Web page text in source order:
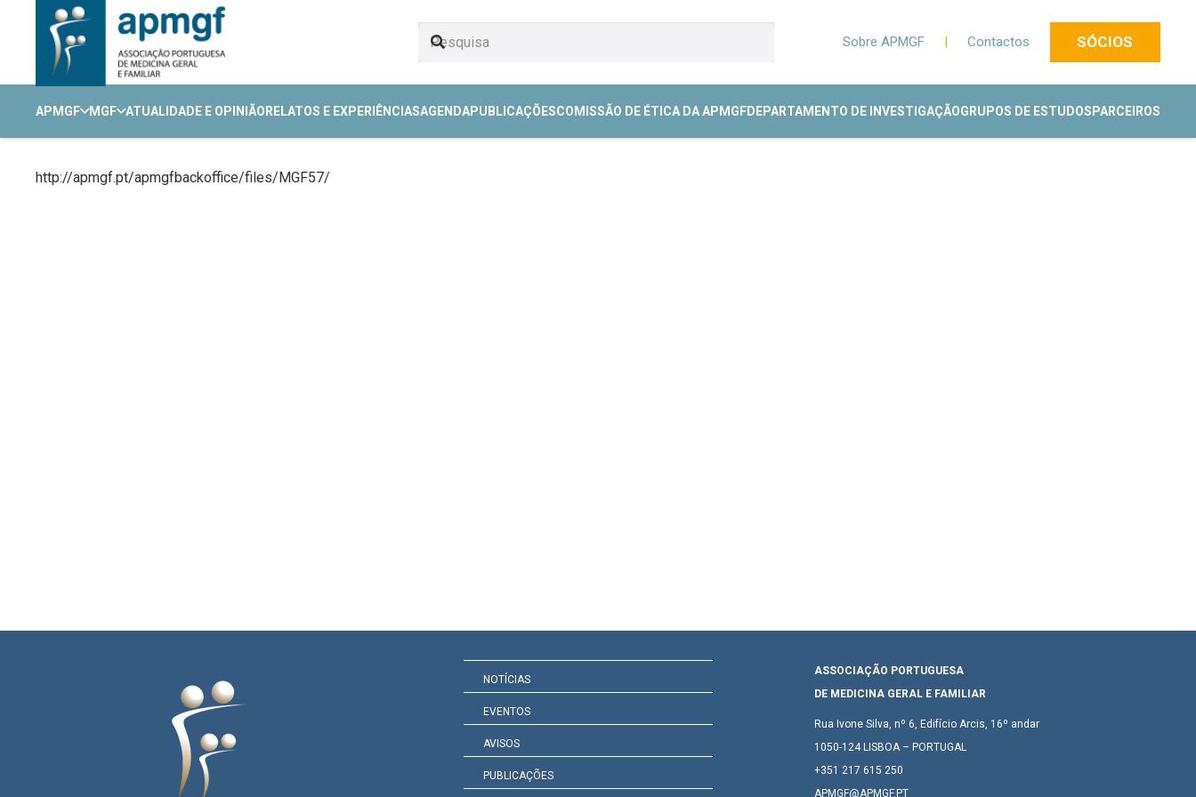
Sobre APMGF | Contactos SÓCIOS
APMGF MGF ATUALIDADE E OPINIÃO RELATOS E EXPERIÊNCIASAGENDAPUBLICAÇÕESCOMISSÃO DE ÉTICA DA APMGFDEPARTAMENTO DE INVESTIGAÇÃOGRUPOS DE ESTUDOS PARCEIROS
http://apmgf.pt/apmgfbackoffice/files/MGF57/
NOTÍCIAS
EVENTOS
AVISOS
PUBLICAÇÕES
ASSOCIAÇÃO PORTUGUESA
DE MEDICINA GERAL E FAMILIAR
Rua Ivone Silva, nº 6, Edifício Arcis, 16º andar
1050-124 LISBOA – PORTUGAL
+351 217 615 250
APMGF@APMGF.PT